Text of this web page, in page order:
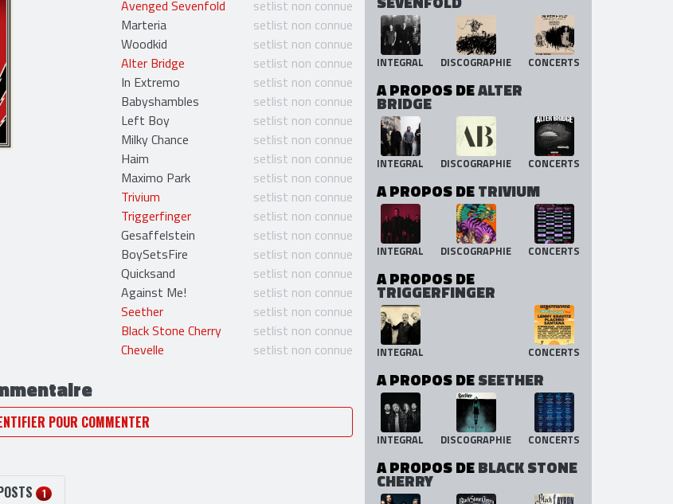
Nürburg, Allemagne
Metallica
setlist non connue
Avenged Sevenfold
setlist non connue
Marteria
setlist non connue
Woodkid
setlist non connue
Alter Bridge
setlist non connue
In Extremo
setlist non connue
Babyshambles
setlist non connue
Left Boy
setlist non connue
Milky Chance
setlist non connue
Haim
setlist non connue
Maximo Park
setlist non connue
Trivium
setlist non connue
Triggerfinger
setlist non connue
Gesaffelstein
setlist non connue
BoySetsFire
setlist non connue
Quicksand
setlist non connue
Against Me!
setlist non connue
INTEGRAL DISCOGRAPHIE
A PROPOS DEAVENGED
SEVENFOLD
INTEGRAL
A PROPOS DE ALTER
BRIDGE
INTEGRAL DISCOGRAPHIE CONCERTS
A PROPOS DETRIVIUM
INTEGRAL DISCOGRAPHIE
A PROPOS DE
TRIGGERFINGER
INTEGRAL CONCERTS
A PROPOS DESEETHER
INTEGRAL